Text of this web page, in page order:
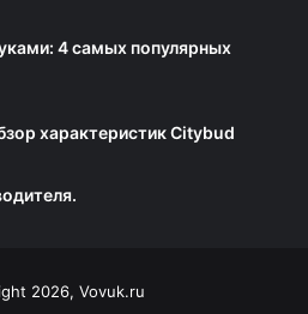
4 самых популярных
характеристик Citybud
2026, Vovuk.ru